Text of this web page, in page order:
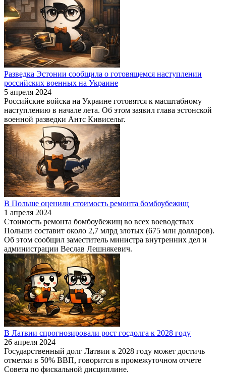
Разведка Эстонии сообщила о готовящемся наступлении
российских военных на Украине
5 апреля 2024
Российские войска на Украине готовятся к масштабному
наступлению в начале лета. Об этом заявил глава эстонской
военной разведки Антс Кивисельг.
В Польше оценили стоимость ремонта бомбоубежищ
1 апреля 2024
Стоимость ремонта бомбоубежищ во всех воеводствах
Польши составит около 2,7 млрд злотых (675 млн долларов).
Об этом сообщил заместитель министра внутренних дел и
администрации Веслав Лешнякевич.
В Латвии спрогнозировали рост госдолга к 2028 году
26 апреля 2024
Государственный долг Латвии к 2028 году может достичь
отметки в 50% ВВП, говорится в промежуточном отчете
Совета по фискальной дисциплине.